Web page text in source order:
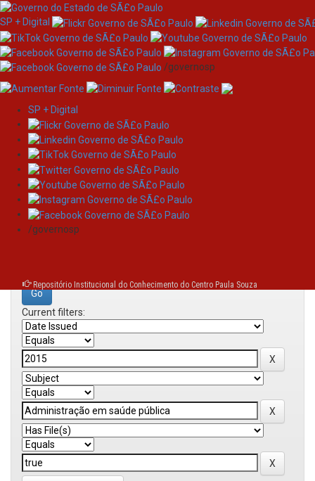
Skip
navigation
SP + Digital
/governosp
SP + Digital
/governosp
Repositório Institucional do Conhecimento do Centro Paula Souza
Search
Search:
Current filters: